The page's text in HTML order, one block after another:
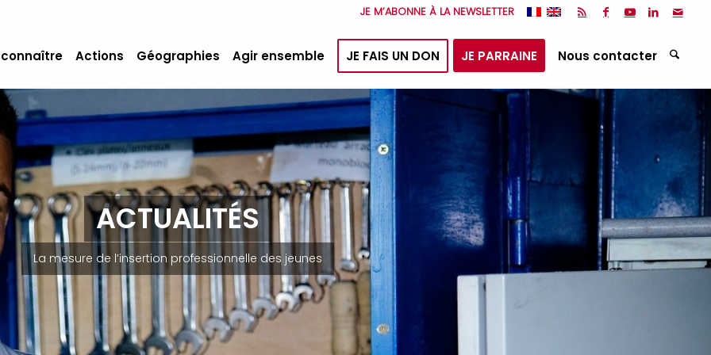
JE M’ABONNE À LA NEWSLETTER
connaître Actions Géographies Agir ensemble JE FAIS UN DON JE PARRAINE Nous contacter
ACTUALITÉS
La mesure de l’insertion professionnelle des jeunes